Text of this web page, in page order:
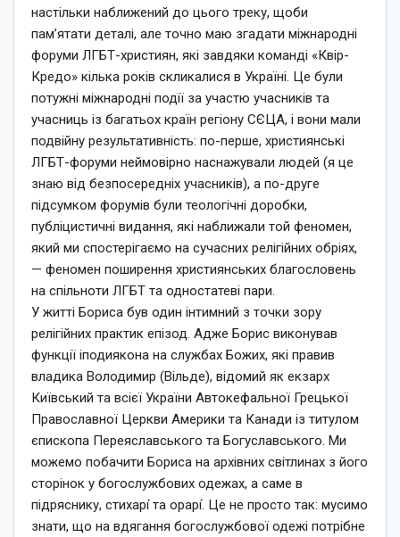
настільки наближений до цього треку, щоби
пам’ятати деталі, але точно маю згадати міжнародні
форуми ЛГБТ-християн, які завдяки команді «Квір-
Кредо» кілька років скликалися в Україні. Це були
потужні міжнародні події за участю учасників та
учасниць із багатьох країн регіону СЄЦА, і вони мали
подвійну результативність: по-перше, християнські
ЛГБТ-форуми неймовірно наснажували людей (я це
знаю від безпосередніх учасників), а по-друге
підсумком форумів були теологічні доробки,
публіцистичні видання, які наближали той феномен,
який ми спостерігаємо на сучасних релігійних обріях,
— феномен поширення християнських благословень
на спільноти ЛГБТ та одностатеві пари.
У житті Бориса був один інтимний з точки зору
релігійних практик епізод. Адже Борис виконував
функції іподиякона на службах Божих, які правив
владика Володимир (Вільде), відомий як екзарх
Київський та всієї України Автокефальної Грецької
Православної Церкви Америки та Канади із титулом
єпископа Переяславського та Богуславського. Ми
можемо побачити Бориса на архівних світлинах з його
сторінок у богослужбових одежах, а саме в
підряснику, стихарі́ та орарі́. Це не просто так: мусимо
знати, що на вдягання богослужбової одежі потрібне